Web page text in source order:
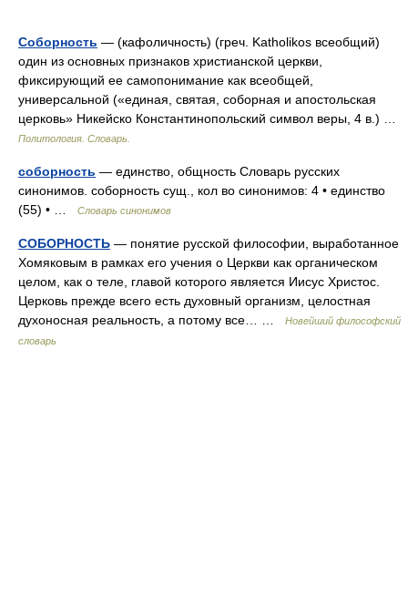
Соборность — (кафоличность) (греч. Katholikos всеобщий)
один из основных признаков христианской церкви,
фиксирующий ее самопонимание как всеобщей,
универсальной («единая, святая, соборная и апостольская
церковь» Никейско Константинопольский символ веры, 4 в.) …
Политология. Словарь.
соборность — единство, общность Словарь русских
синонимов. соборность сущ., кол во синонимов: 4 • единство
(55) • …
Словарь синонимов
СОБОРНОСТЬ — понятие русской философии, выработанное
Хомяковым в рамках его учения о Церкви как органическом
целом, как о теле, главой которого является Иисус Христос.
Церковь прежде всего есть духовный организм, целостная
духоносная реальность, а потому все… …
Новейший философский
словарь